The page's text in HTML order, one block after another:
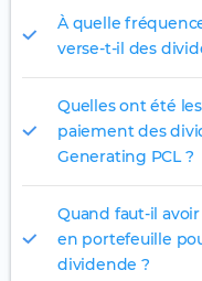
À quelle
verse-t-il des
Quelles ont été
paiement des
Generating PCL ?
Quand faut-il
en portefeuille
dividende ?